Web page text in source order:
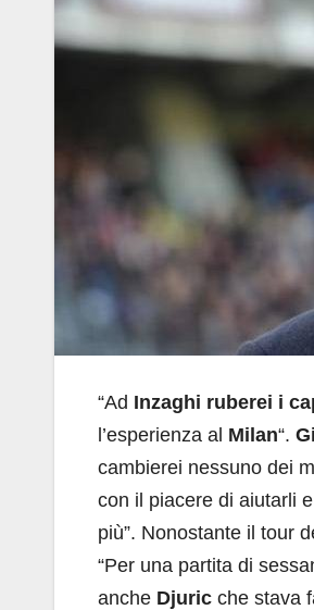
“Ad Inzaghi ruberei i
l’esperienza al Milan“.
cambierei nessuno dei
con il piacere di aiutarli
più”. Nonostante il tour
“Per una partita di
anche Djuric che stava